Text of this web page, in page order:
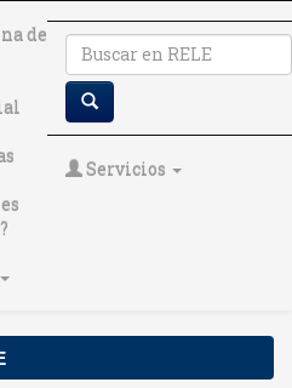
de
Servicios